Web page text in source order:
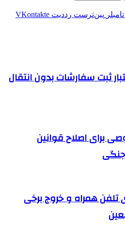
‫تامبلر ‫پین‌ترست ‫رددیت ‫VKontakte
ثبت سفارشات بدون انتقال
برای اصلاح قوانین
همراه و خروج برخی